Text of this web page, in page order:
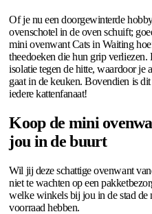
Of je nu een doorgewinterde
ovenschotel in de oven schuift;
mini ovenwant Cats in Waiting
theedoeken die hun grip
isolatie tegen de hitte, waardoor je
gaat in de keuken. Bovendien is
iedere kattenfanaat!
Koop de mini
jou in de buurt
Wil jij deze schattige ovenwant
niet te wachten op een
welke winkels bij jou in de stad
voorraad hebben.